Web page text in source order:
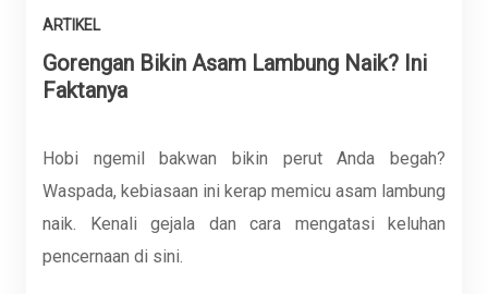
ARTIKEL
Gorengan Bikin Asam Lambung Naik? Ini
Faktanya
Hobi ngemil bakwan bikin perut Anda begah?
Waspada, kebiasaan ini kerap memicu asam lambung
naik. Kenali gejala dan cara mengatasi keluhan
pencernaan di sini.